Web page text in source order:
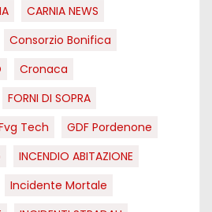
CARNIA NEWS
Consorzio Bonifica
Cronaca
FORNI DI SOPRA
Tech
GDF Pordenone
INCENDIO ABITAZIONE
Incidente Mortale